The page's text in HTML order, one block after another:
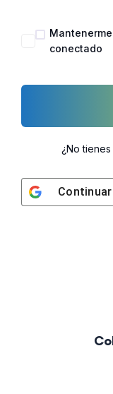
Mantenerme
conectado
¿No